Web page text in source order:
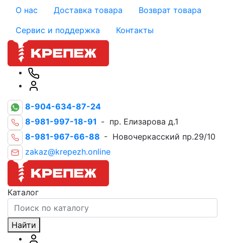
О нас Доставка товара
Возврат товара
Сервис и поддержка
Контакты
8-904-634-87-24
8-981-997-18-91 - пр. Елизарова д.1
8-981-967-66-88 - Новочеркасский пр.29/10
zakaz@krepezh.online
Каталог
Найти